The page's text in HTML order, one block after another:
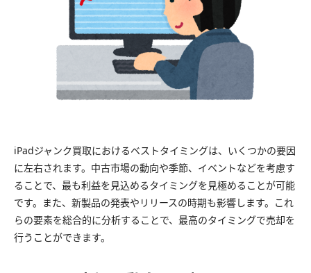
iPadジャンク買取におけるベストタイミングは、いくつかの要因
に左右されます。中古市場の動向や季節、イベントなどを考慮す
ることで、最も利益を見込めるタイミングを見極めることが可能
です。また、新製品の発表やリリースの時期も影響します。これ
らの要素を総合的に分析することで、最高のタイミングで売却を
行うことができます。